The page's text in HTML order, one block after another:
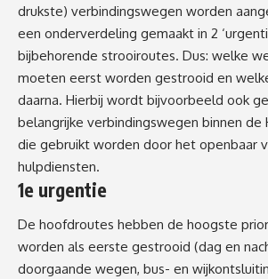
drukste) verbindingswegen worden
een onderverdeling gemaakt in 2
bijbehorende strooiroutes. Dus: welke
moeten eerst worden gestrooid en
daarna. Hierbij wordt bijvoorbeeld ook
belangrijke verbindingswegen binnen de
die gebruikt worden door het openbaar
hulpdiensten.
1e urgentie
De hoofdroutes hebben de hoogste
worden als eerste gestrooid (dag en
doorgaande wegen, bus- en